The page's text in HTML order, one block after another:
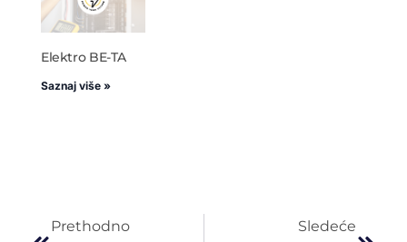
Elektro BE-TA
Saznaj više »
Prethodno Sledeće